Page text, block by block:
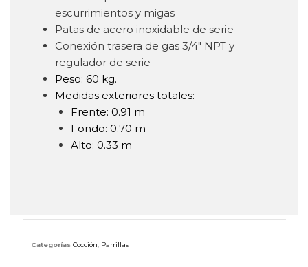
escurrimientos y migas
Patas de acero inoxidable de serie
Conexión trasera de gas 3/4″ NPT y
regulador de serie
Peso: 60 kg.
Medidas exteriores totales:
Frente: 0.91 m
Fondo: 0.70 m
Alto: 0.33 m
Categorías Cocción, Parrillas